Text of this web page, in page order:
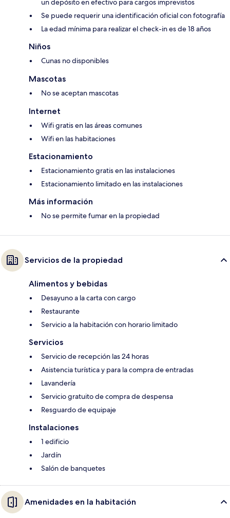
un depósito en efectivo para cargos imprevistos
Se puede requerir una identificación oficial con fotografía
La edad mínima para realizar el check-in es de 18 años
Niños
Cunas no disponibles
Mascotas
No se aceptan mascotas
Internet
Wifi gratis en las áreas comunes
Wifi en las habitaciones
Estacionamiento
Estacionamiento gratis en las instalaciones
Estacionamiento limitado en las instalaciones
Más información
No se permite fumar en la propiedad
Servicios de la propiedad
Alimentos y bebidas
Desayuno a la carta con cargo
Restaurante
Servicio a la habitación con horario limitado
Servicios
Servicio de recepción las 24 horas
Asistencia turística y para la compra de entradas
Lavandería
Servicio gratuito de compra de despensa
Resguardo de equipaje
Instalaciones
1 edificio
Jardín
Salón de banquetes
Amenidades en la habitación